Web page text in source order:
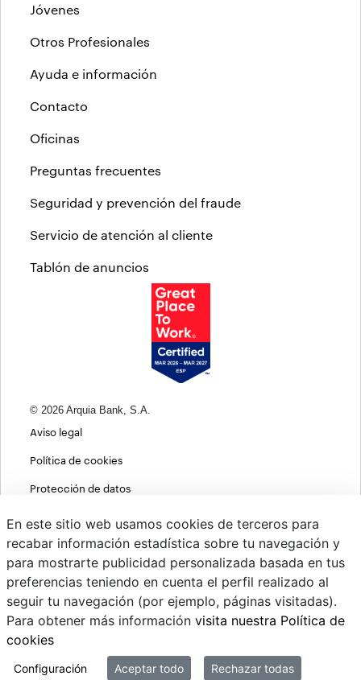
Jóvenes
Otros Profesionales
Ayuda e información
Contacto
Oficinas
Preguntas frecuentes
Seguridad y prevención del fraude
Servicio de atención al cliente
Tablón de anuncios
© 2026 Arquia Bank, S.A.
Aviso legal
Política de cookies
Protección de datos
Política de privacidad web
MIFID
PSD2
Cambio de divisas
Sistema interno de información
En este sitio web usamos cookies de terceros para
recabar información estadística sobre tu navegación y
para mostrarte publicidad personalizada basada en tus
preferencias teniendo en cuenta el perfil realizado al
seguir tu navegación (por ejemplo, páginas visitadas).
Para obtener más información visita nuestra Política de
cookies
Configuración Aceptar todo Rechazar todas